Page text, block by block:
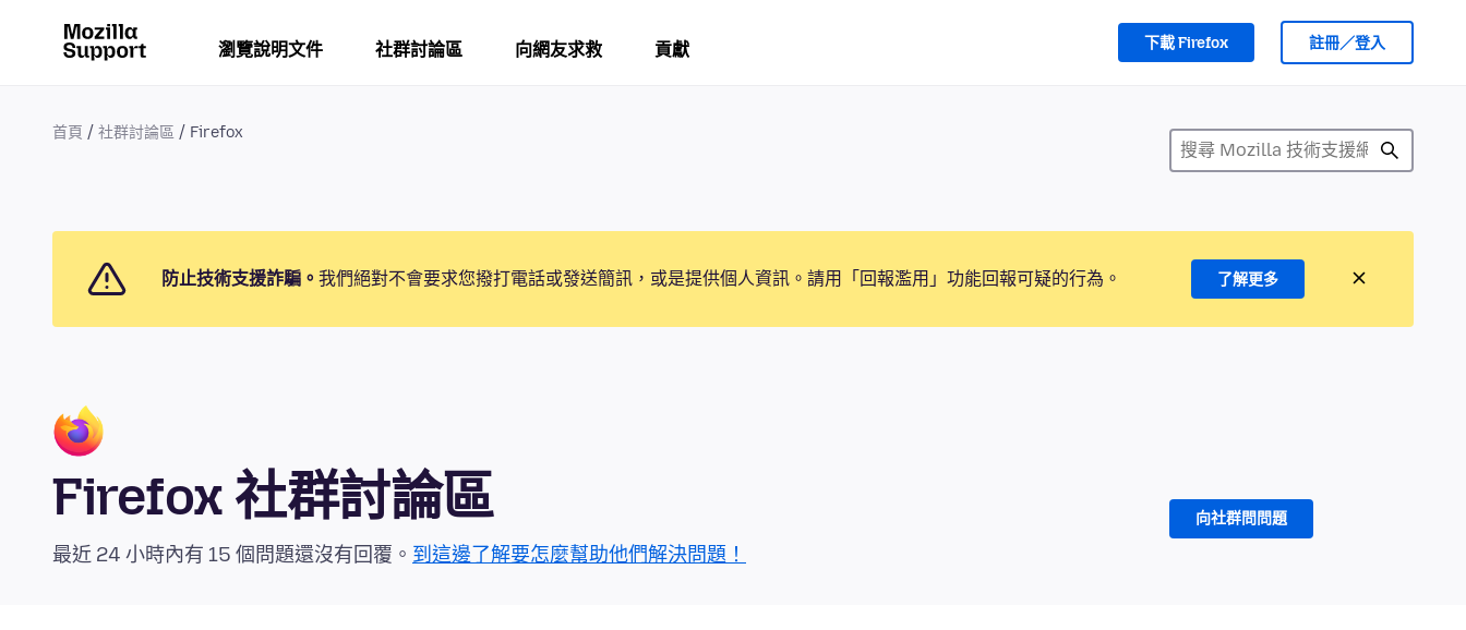
瀏覽說明文件 社群討論區 向網友求救 貢獻 下載 Firefox 註冊／登入
首頁 社群討論區 Firefox
防止技術支援詐騙。 我們絕對不會要求您撥打電話或發送簡訊，或是提供個人資訊。請用「回報濫用」功能回報可疑的行為。 了解更多
Firefox 社群討論區
最近 24 小時內有 15 個問題還沒有回覆。 到這邊了解要怎麼幫助他們解決問題！
向社群問問題